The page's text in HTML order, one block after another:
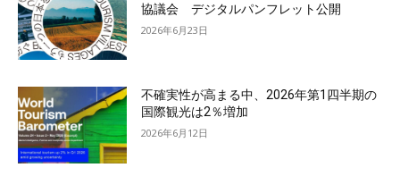
協議会 デジタルパンフレット公開
2026年6月23日
不確実性が高まる中、2026年第1四半期の
国際観光は2％増加
2026年6月12日